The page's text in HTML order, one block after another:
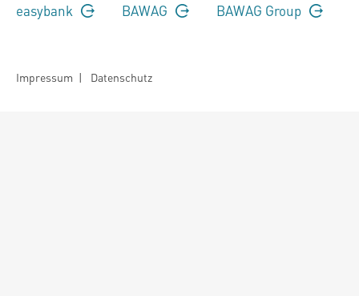
easybank BAWAG BAWAG Group
Impressum | Datenschutz